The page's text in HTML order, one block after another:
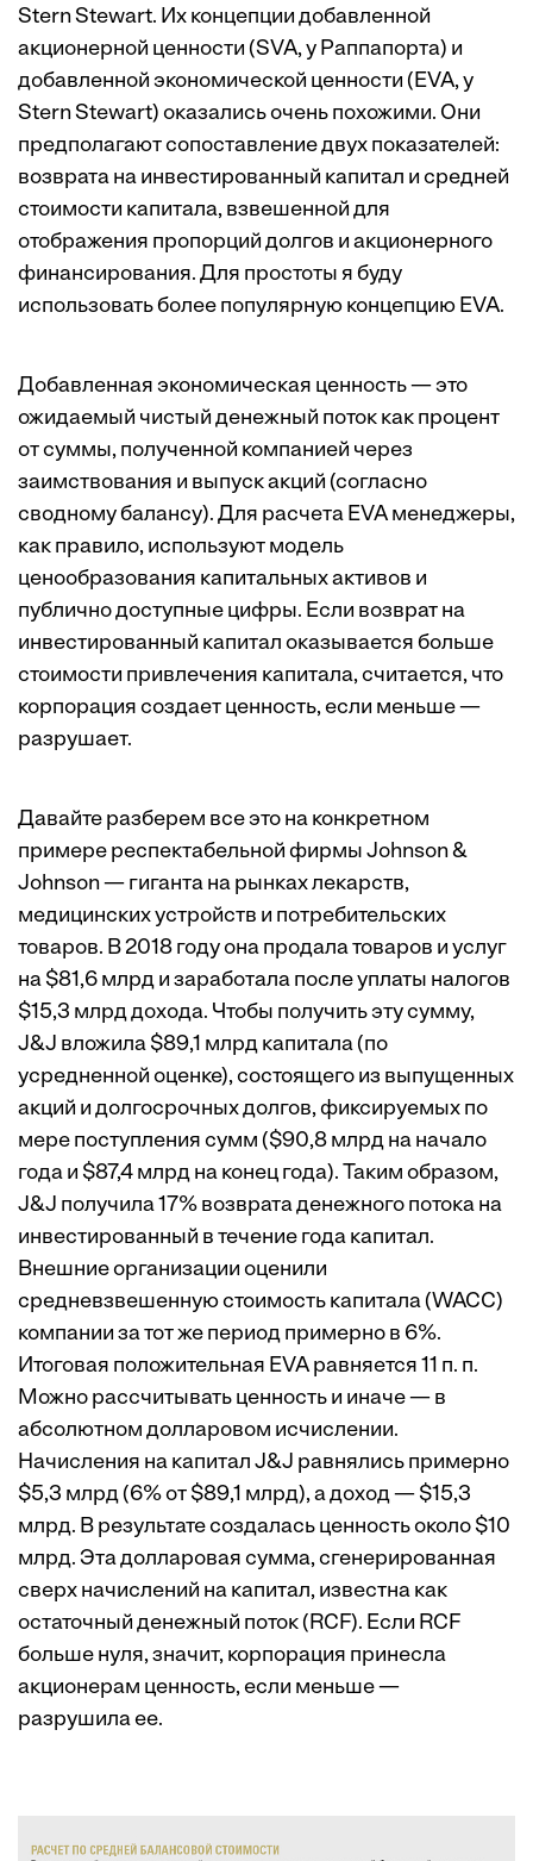
Stern Stewart. Их концепции добавленной
акционерной ценности (SVA, у Раппапорта) и
добавленной экономической ценности (EVA, у
Stern Stewart) оказались очень похожими. Они
предполагают сопоставление двух показателей:
возврата на инвестированный капитал и средней
стоимости капитала, взвешенной для
отображения пропорций долгов и акционерного
финансирования. Для простоты я буду
использовать более популярную концепцию EVA.
Добавленная экономическая ценность — это
ожидаемый чистый денежный поток как процент
от суммы, полученной компанией через
заимствования и выпуск акций (согласно
сводному балансу). Для расчета EVA менеджеры,
как правило, используют модель
ценообразования капитальных активов и
публично доступные цифры. Если возврат на
инвестированный капитал оказывается больше
стоимости привлечения капитала, считается, что
корпорация создает ценность, если меньше —
разрушает.
Давайте разберем все это на конкретном
примере респектабельной фирмы Johnson &
Johnson — гиганта на рынках лекарств,
медицинских устройств и потребительских
товаров. В 2018 году она продала товаров и услуг
на $81,6 млрд и заработала после уплаты налогов
$15,3 млрд дохода. Чтобы получить эту сумму,
J&J вложила $89,1 млрд капитала (по
усредненной оценке), состоящего из выпущенных
акций и долгосрочных долгов, фиксируемых по
мере поступления сумм ($90,8 млрд на начало
года и $87,4 млрд на конец года). Таким образом,
J&J получила 17% возврата денежного потока на
инвестированный в течение года капитал.
Внешние организации оценили
средневзвешенную стоимость капитала (WACC)
компании за тот же период примерно в 6%.
Итоговая положительная EVA равняется 11 п. п.
Можно ­рассчитывать ценность и иначе — в
абсолютном долларовом исчислении.
Начисления на капитал J&J равнялись примерно
$5,3 млрд (6% от $89,1 млрд), а доход — $15,3
млрд. В результате создалась ценность около $10
млрд. Эта долларовая сумма, сгенерированная
сверх начислений на капитал, известна как
остаточный денежный поток (RCF). Если RCF
больше нуля, значит, корпорация принесла
акционерам ценность, если меньше —
разрушила ее.